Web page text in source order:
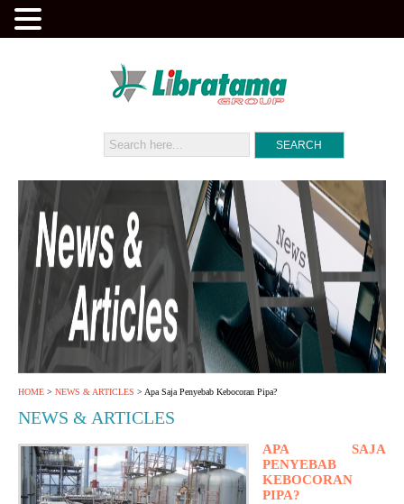
HOME > NEWS & ARTICLES > Apa Saja Penyebab Kebocoran Pipa?
NEWS & ARTICLES
APA SAJA
PENYEBAB
KEBOCORAN
PIPA?